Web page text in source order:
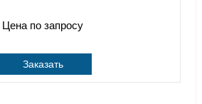
Цена по запросу
Заказать